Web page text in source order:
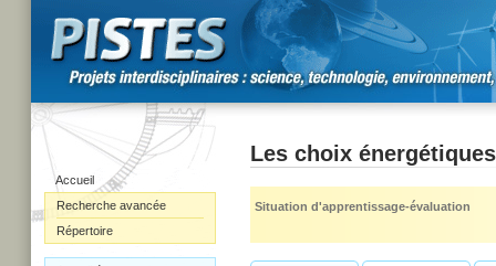
Accueil
Recherche avancée
Répertoire
Les choix énergétiques
Situation d'apprentissage-évaluation